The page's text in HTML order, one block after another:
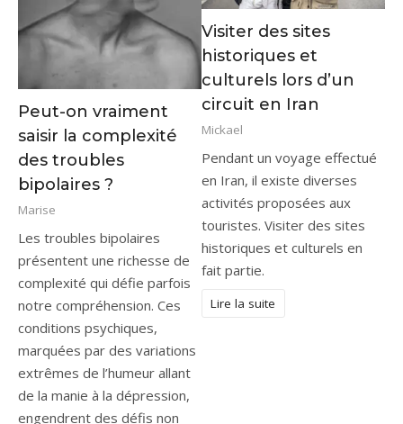
Peut-on vraiment
saisir la complexité
des troubles
bipolaires ?
Marise
Les troubles bipolaires
présentent une richesse de
complexité qui défie parfois
notre compréhension. Ces
conditions psychiques,
marquées par des variations
extrêmes de l’humeur allant
de la manie à la dépression,
engendrent des défis non
Visiter des sites
historiques et
culturels lors d’un
circuit en Iran
Mickael
Pendant un voyage effectué
en Iran, il existe diverses
activités proposées aux
touristes. Visiter des sites
historiques et culturels en
fait partie.
Lire la suite